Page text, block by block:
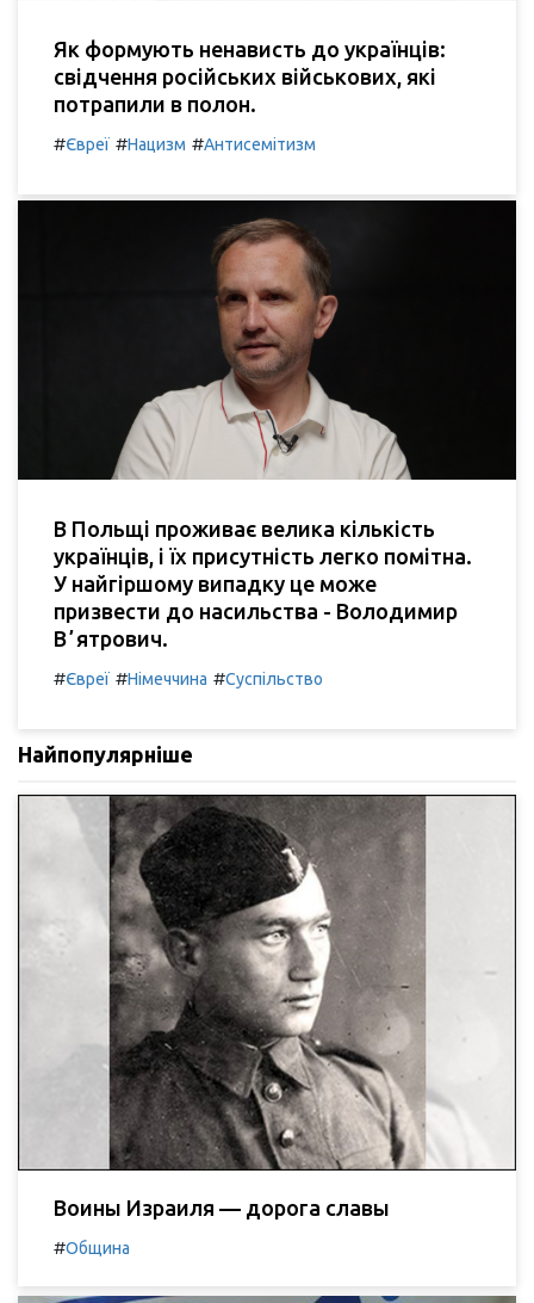
Як формують ненависть до українців:
свідчення російських військових, які
потрапили в полон.
#Євреї #Нацизм #Антисемітизм
В Польщі проживає велика кількість
українців, і їх присутність легко помітна.
У найгіршому випадку це може
призвести до насильства - Володимир
Вʼятрович.
#Євреї #Німеччина #Суспільство
Найпопулярніше
Воины Израиля — дорога славы
#Община